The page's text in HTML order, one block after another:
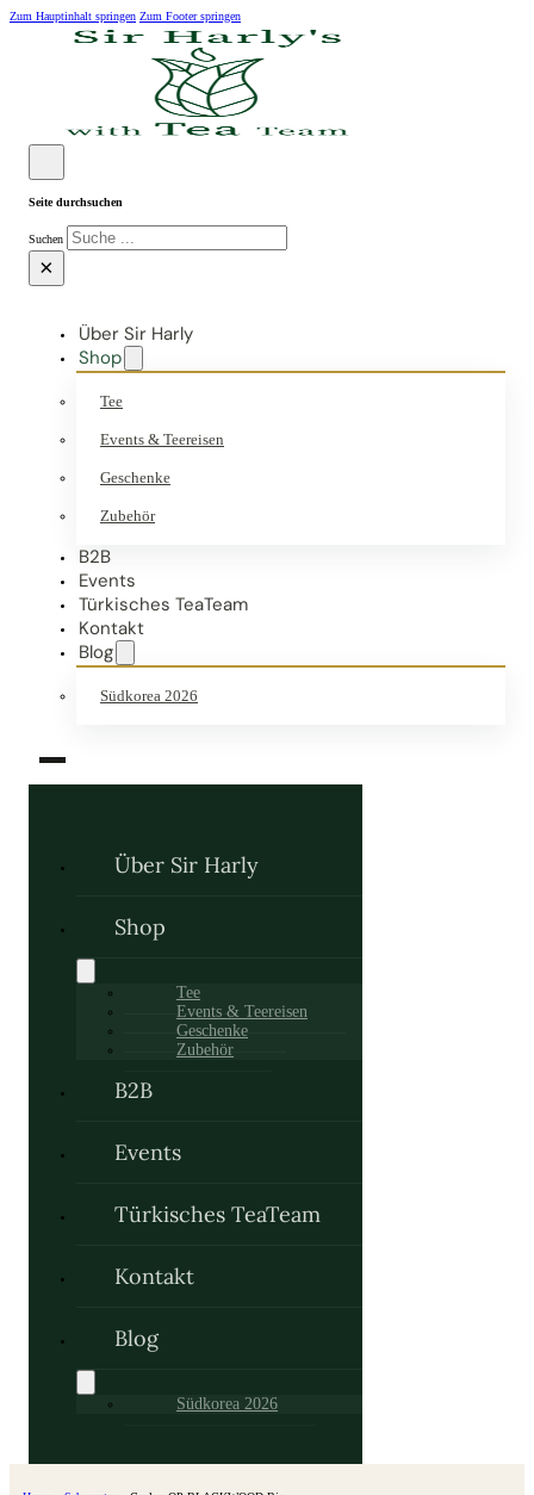
Zum Hauptinhalt springen Zum Footer springen
Seite durchsuchen
Suchen
×
Über Sir Harly
Shop
Tee
Events & Teereisen
Geschenke
Zubehör
B2B
Events
Türkisches TeaTeam
Kontakt
Blog
Südkorea 2026
Über Sir Harly
Shop
Tee
Events & Teereisen
Geschenke
Zubehör
B2B
Events
Türkisches TeaTeam
Kontakt
Blog
Südkorea 2026